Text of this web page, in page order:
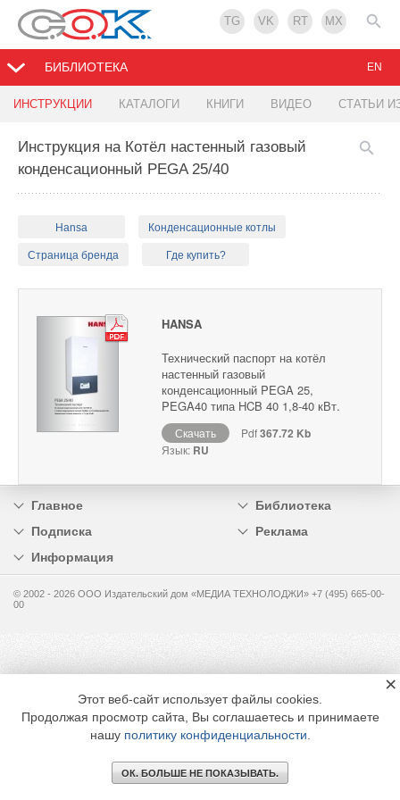
TG VK RT MX
БИБЛИОТЕКА
ИНСТРУКЦИИ КАТАЛОГИ КНИГИ ВИДЕО СТАТЬИ
EN
Инструкция на Котёл настенный газовый
конденсационный PEGA 25/40
Hansa Конденсационные котлы
Страница бренда Где купить?
HANSA
Технический паспорт на котёл
настенный газовый
конденсационный PEGA 25,
PEGA40 типа HCB 40 1,8-40 кВт.
Скачать Pdf367.72 Kb
Язык: RU
Главное
Библиотека
Подписка
Реклама
Информация
© 2002 - 2026 OOO Издательский дом «МЕДИА ТЕХНОЛОДЖИ» +7 (495) 665-00-
00
Этот веб-сайт использует файлы cookies.
Продолжая просмотр сайта, Вы соглашаетесь и принимаете
нашу политику конфиденциальности
ОК. БОЛЬШЕ НЕ ПОКАЗЫВАТЬ.
×